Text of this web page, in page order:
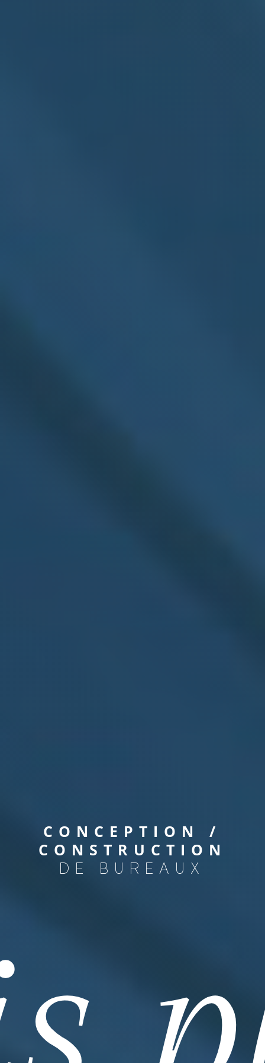
CONCEPTION /
CONSTRUCTION
DE BUREAUX